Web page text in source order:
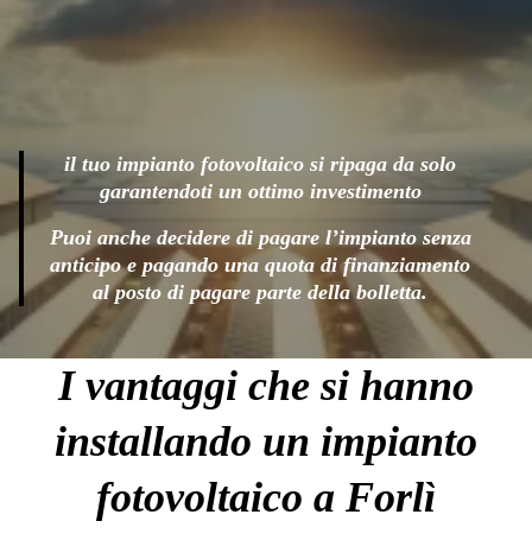
il tuo impianto fotovoltaico si ripaga da solo
garantendoti un ottimo investimento
Puoi anche decidere di pagare l’impianto senza
anticipo e pagando una quota di finanziamento
al posto di pagare parte della bolletta.
I vantaggi che si hanno
installando un impianto
fotovoltaico a Forlì